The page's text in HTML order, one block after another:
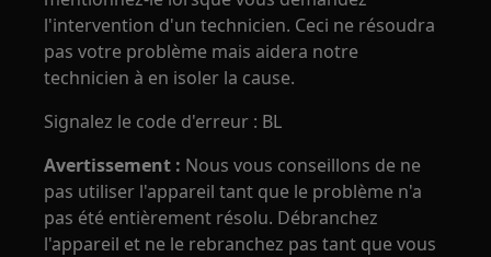
l'intervention d'un technicien. Ceci ne résoudra
pas votre problème mais aidera notre
technicien à en isoler la cause.
Signalez le code d'erreur : BL
Avertissement : Nous vous conseillons de ne
pas utiliser l'appareil tant que le problème n'a
pas été entièrement résolu. Débranchez
l'appareil et ne le rebranchez pas tant que vous